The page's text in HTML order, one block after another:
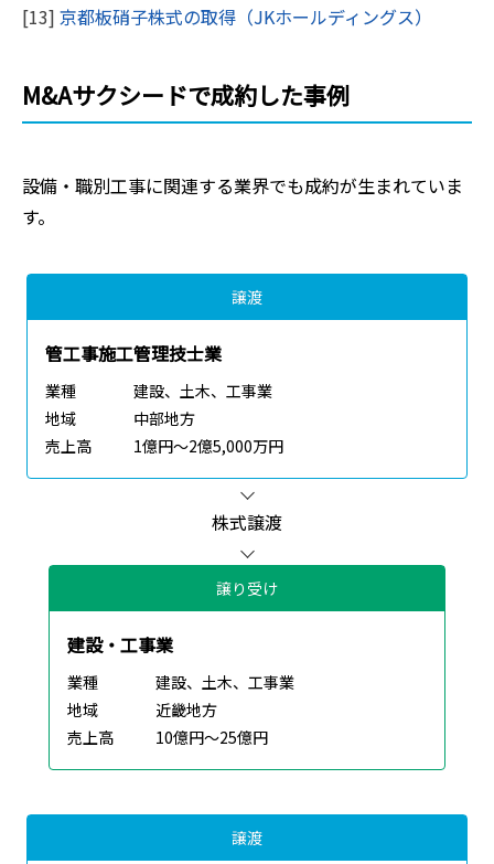
[13] 京都板硝子株式の取得（JKホールディングス）
M&Aサクシードで成約した事例
設備・職別工事に関連する業界でも成約が生まれていま
す。
譲渡
管工事施工管理技士業
業種
建設、土木、工事業
地域
中部地方
売上高
1億円～2億5,000万円
株式譲渡
譲り受け
建設・工事業
業種
建設、土木、工事業
地域
近畿地方
売上高
10億円～25億円
譲渡